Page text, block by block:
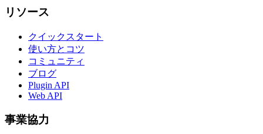
リソース
クイックスタート
使い方とコツ
コミュニティ
ブログ
Plugin API
Web API
事業協力